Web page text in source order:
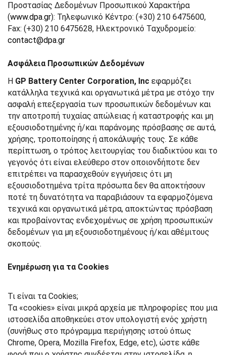
Προστασίας Δεδομένων Προσωπικού Χαρακτήρα
(www.dpa.gr): Τηλεφωνικό Κέντρο: (+30) 210 6475600,
Fax: (+30) 210 6475628, Ηλεκτρονικό Ταχυδρομείο:
contact@dpa.gr
Ασφάλεια Προσωπικών Δεδομένων
Η GP Battery Center Corporation, Inc εφαρμόζει
κατάλληλα τεχνικά και οργανωτικά μέτρα με στόχο την
ασφαλή επεξεργασία των προσωπικών δεδομένων και
την αποτροπή τυχαίας απώλειας ή καταστροφής και μη
εξουσιοδοτημένης ή/και παράνομης πρόσβασης σε αυτά,
χρήσης, τροποποίησης ή αποκάλυψής τους. Σε κάθε
περίπτωση, ο τρόπος λειτουργίας του διαδικτύου και το
γεγονός ότι είναι ελεύθερο στον οποιονδήποτε δεν
επιτρέπει να παρασχεθούν εγγυήσεις ότι μη
εξουσιοδοτημένα τρίτα πρόσωπα δεν θα αποκτήσουν
ποτέ τη δυνατότητα να παραβιάσουν τα εφαρμοζόμενα
τεχνικά και οργανωτικά μέτρα, αποκτώντας πρόσβαση
και προβαίνοντας ενδεχομένως σε χρήση προσωπικών
δεδομένων για μη εξουσιοδοτημένους ή/και αθέμιτους
σκοπούς.
Ενημέρωση για τα Cookies
Τι είναι τα Cookies;
Τα «cookies» είναι μικρά αρχεία με πληροφορίες που μια
ιστοσελίδα αποθηκεύει στον υπολογιστή ενός χρήστη
(συνήθως στο πρόγραμμα περιήγησης ιστού όπως
Chrome, Opera, Mozilla Firefox, Edge, etc), ώστε κάθε